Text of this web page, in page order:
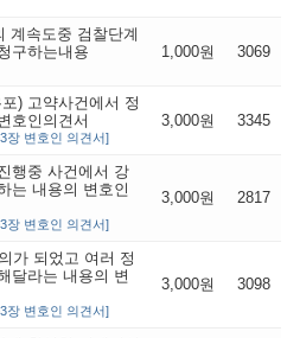
계속도중 검찰단계
구하는내용
1,000원 3069
) 고약사건에서 정
호인의견서
장 변호인 의견서]
3,000원 3345
행중 사건에서 강
는 내용의 변호인
장 변호인 의견서]
3,000원 2817
가 되었고 여러 정
달라는 내용의 변
장 변호인 의견서]
3,000원 3098